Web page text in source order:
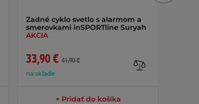
Zadné cyklo svetlo s alarmom a
smerovkami inSPORTline Suryah
AKCIA
33,90 € 41,90 €
na sklade
+ Pridať do košíka